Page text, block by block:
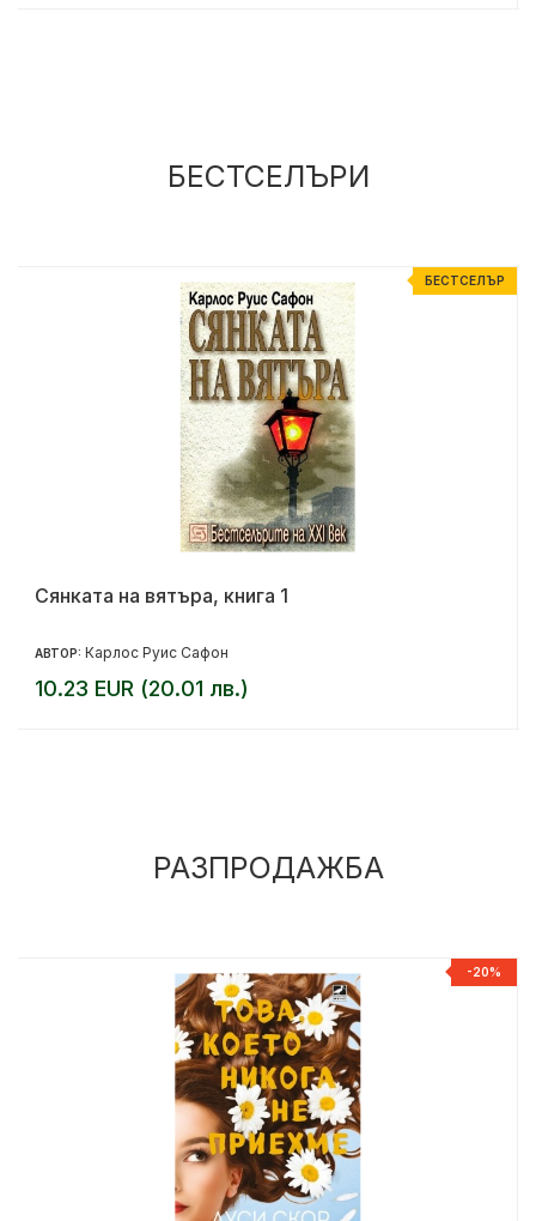
БЕСТСЕЛЪРИ
БЕСТСЕЛЪР
Сянката на вятъра, книга 1
АВТОР: Карлос Руис Сафон
10.23 EUR (20.01 лв.)
РАЗПРОДАЖБА
-20%